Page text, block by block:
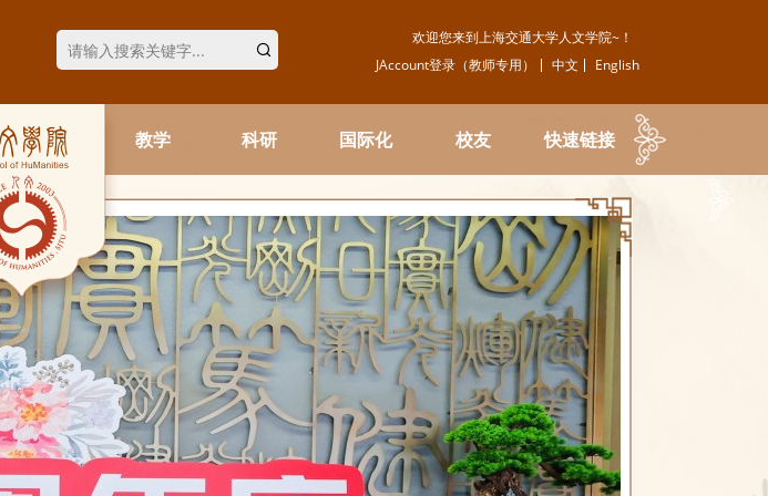
欢迎您来到上海交通大学人文学院~！
JAccount登录（教师专用）
中文 English
教学 科研 国际化 校友 快速链接